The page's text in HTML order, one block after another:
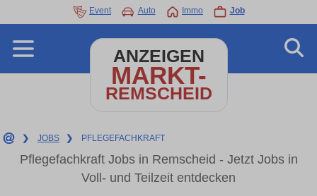
Event Auto Immo Job
ANZEIGEN
MARKT-
REMSCHEID
❯ JOBS ❯ PFLEGEFACHKRAFT
Pflegefachkraft Jobs in Remscheid - Jetzt Jobs in
Voll- und Teilzeit entdecken